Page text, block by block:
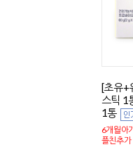
[초유+
스틱 1
1통
6개월아
플친추